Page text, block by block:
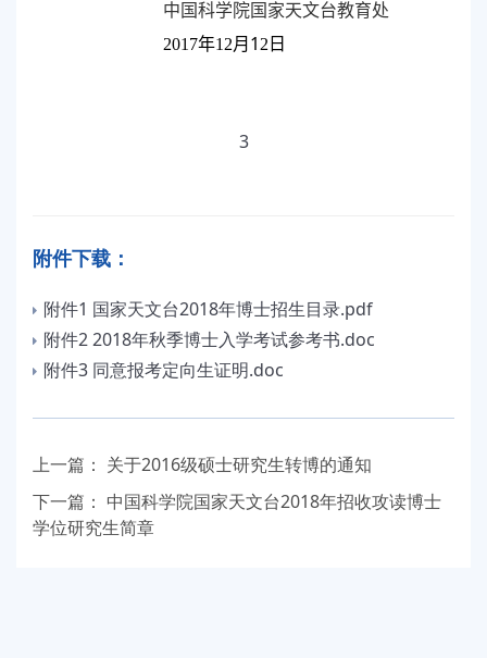
中国科学院国家天文台教育处
2017年12月 1 2 日
3
附件下载：
附件1 国家天文台2018年博士招生目录.pdf
附件2 2018年秋季博士入学考试参考书.doc
附件3 同意报考定向生证明.doc
上一篇： 关于2016级硕士研究生转博的通知
下一篇： 中国科学院国家天文台2018年招收攻读博士
学位研究生简章